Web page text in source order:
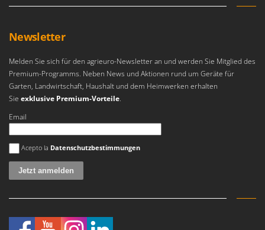
Newsletter
Melden Sie sich für den agrieuro-Newsletter an und werden Sie Mitglied des
Premium-Programms. Neben News und Aktionen rund um Geräte für
Garten, Landwirtschaft, Haushalt und dem Heimwerken erhalten
Sie exklusive Premium-Vorteile.
Email
Es ist ein Fehler aufgetreten
Acepto la Datenschutzbestimmungen